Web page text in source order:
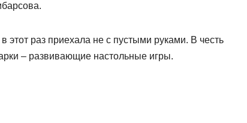
этот раз приехала не с пустыми руками. В честь
– развивающие настольные игры.